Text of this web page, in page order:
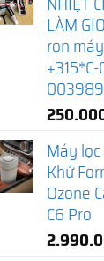
LÀM
ron
Máy
Khử
Ozone
C6 Pro